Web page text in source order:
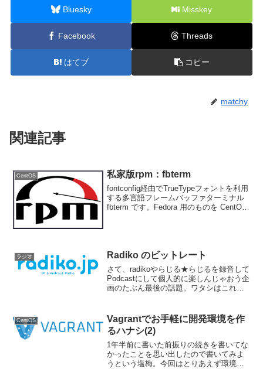
Bluesky Misskey
Facebook Threads
はてブ コピー
matchy
関連記事
CentOS 私家版rpm：fbterm
fontconfig経由でTrueTypeフォントを利用
する多言語フレームバッファターミナル
fbterm です。Fedora 用のものを CentOS
ラジオ Radiko のビットレート
さて、radikoやらじる★らじるを録音して
Podcastにして個人的に楽しんじゃおう企
画のたぶん最後の話題。ワタシはこれら
るわけだけれども、果たしてそれは最
適...
CentOS
Vagrantでお手軽に開発環境を作
るハナシ(2)
1年半前に書いた前振りの続きを書いてな
かったことを思い出したので書いてみよ
うという塩梅。今回はとりあえず環境だ